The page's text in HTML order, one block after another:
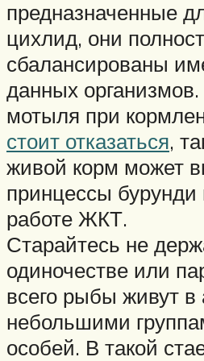
предназначенные
цихлид, они
сбалансированы
данных
мотыля при
стоит отказаться,
живой корм может
принцессы
работе ЖКТ.
Старайтесь не
одиночестве или
всего рыбы живут в
небольшими
особей. В такой